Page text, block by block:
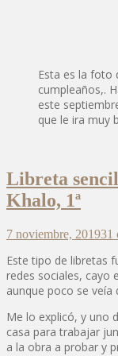
Esta es la foto
cumpleaños,.
este
que le ira muy
Libreta
Khalo, 1ª
7 noviembre, 201931
Este tipo de libretas
redes sociales, cayo
aunque poco se veía
Me lo explicó, y uno
casa para trabajar
a la obra a probar y